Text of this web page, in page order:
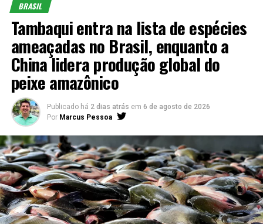
BRASIL
Tambaqui entra na lista de espécies
ameaçadas no Brasil, enquanto a
China lidera produção global do
peixe amazônico
Publicado há 2 dias atrás em 6 de agosto de 2026
Por Marcus Pessoa